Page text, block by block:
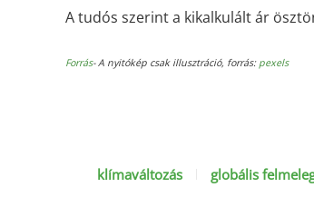
A tudós szerint a kikalkulált ár
Forrás- A nyitókép csak illusztráció, forrás: pexels
klímaváltozás globális